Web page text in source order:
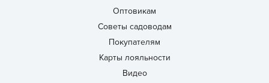
Оптовикам
Советы садоводам
Покупателям
Карты лояльности
Видео